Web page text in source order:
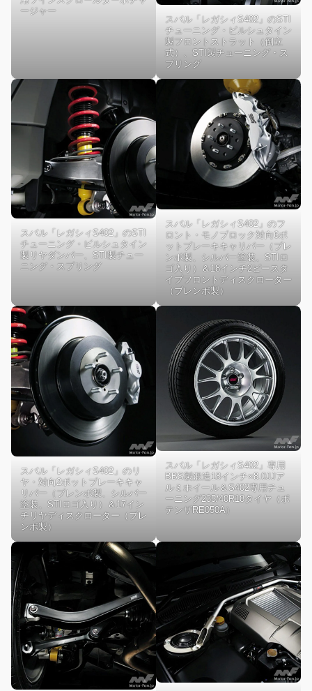
ージャー
スバル「レガシィS402」のSTI
チューニング・ビルシュタイン
製フロントストラット（倒立
式）、STI製チューニング・ス
プリング
スバル「レガシィS402」のSTI
チューニング・ビルシュタイン
製リヤダンパー、STI製チュー
ニング・スプリング
スバル「レガシィS402」のフ
ロント・モノブロック対向6ポ
ットブレーキキャリパー（ブレ
ンボ製、シルバー塗装、STIロ
ゴ入り）＆18インチ2ピースタ
イプフロントディスクローター
（ブレンボ製）
スバル「レガシィS402」のリ
ヤ・対向2ポットブレーキキャ
リパー（ブレンボ製、シルバー
塗装、STIロゴ入り）＆17イン
チリヤディスクローター（ブレ
ンボ製）
スバル「レガシィS402」専用
BBS製鍛造18インチ×8.0JJア
ルミホイール＆S402専用チュ
ーニング235/40R18タイヤ（ポ
テンザRE050A）